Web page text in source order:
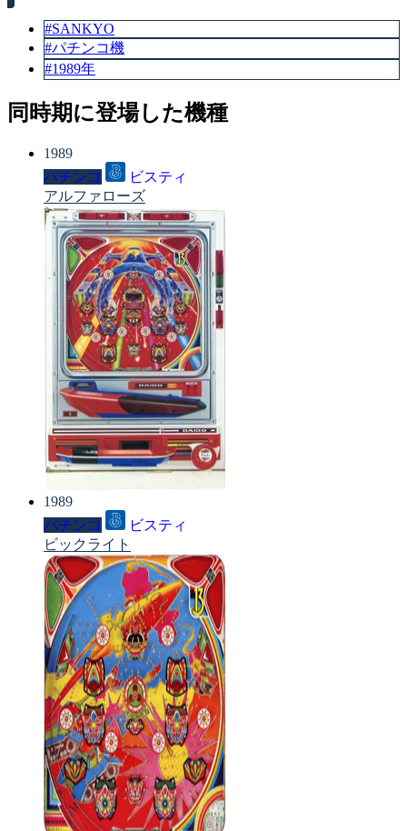
#SANKYO
#パチンコ機
#1989年
同時期に登場した機種
1989
パチンコ
ビスティ
アルファローズ
1989
パチンコ
ビスティ
ビックライト